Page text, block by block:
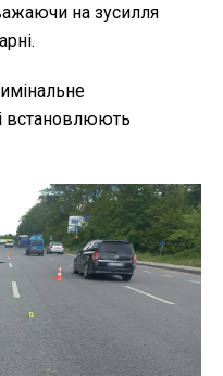
на зусилля
встановлюють